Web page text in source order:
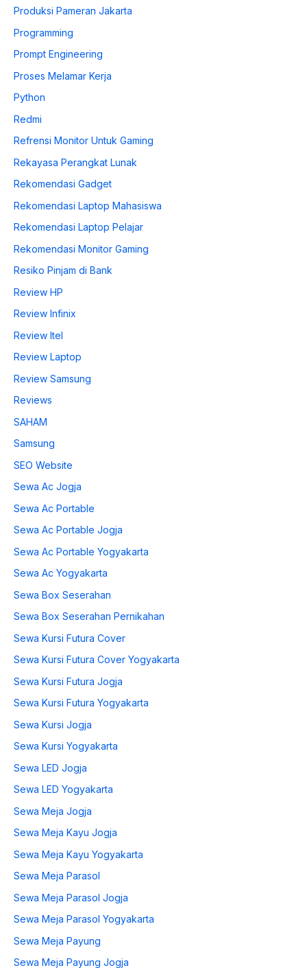
Produksi Pameran Jakarta
Programming
Prompt Engineering
Proses Melamar Kerja
Python
Redmi
Refrensi Monitor Untuk Gaming
Rekayasa Perangkat Lunak
Rekomendasi Gadget
Rekomendasi Laptop Mahasiswa
Rekomendasi Laptop Pelajar
Rekomendasi Monitor Gaming
Resiko Pinjam di Bank
Review HP
Review Infinix
Review Itel
Review Laptop
Review Samsung
Reviews
SAHAM
Samsung
SEO Website
Sewa Ac Jogja
Sewa Ac Portable
Sewa Ac Portable Jogja
Sewa Ac Portable Yogyakarta
Sewa Ac Yogyakarta
Sewa Box Seserahan
Sewa Box Seserahan Pernikahan
Sewa Kursi Futura Cover
Sewa Kursi Futura Cover Yogyakarta
Sewa Kursi Futura Jogja
Sewa Kursi Futura Yogyakarta
Sewa Kursi Jogja
Sewa Kursi Yogyakarta
Sewa LED Jogja
Sewa LED Yogyakarta
Sewa Meja Jogja
Sewa Meja Kayu Jogja
Sewa Meja Kayu Yogyakarta
Sewa Meja Parasol
Sewa Meja Parasol Jogja
Sewa Meja Parasol Yogyakarta
Sewa Meja Payung
Sewa Meja Payung Jogja